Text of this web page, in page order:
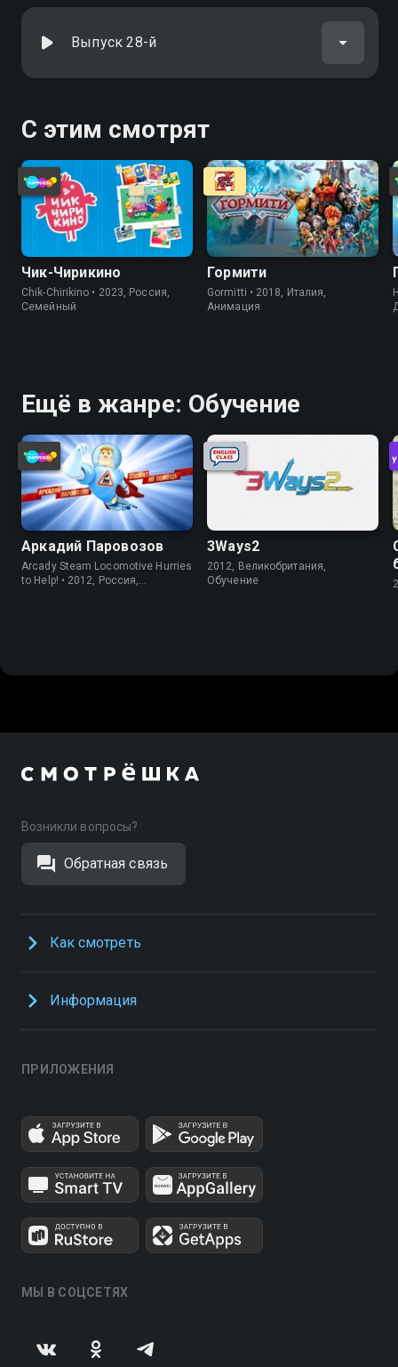
Выпуск 28-й
С этим смотрят
Чик-Чирикино
Chik-Chirikino • 2023, Россия,
Cемейный
Гормити
Gormitti • 2018, Италия,
Анимация
Ещё в жанре: Обучение
Аркадий Паровозов
Arcady Steam Locomotive Hurries
to Help! • 2012, Россия,
3Ways2
2012, Великобритания,
Обучение
Возникли вопросы?
Обратная связь
Как смотреть
Информация
ПРИЛОЖЕНИЯ
МЫ В СОЦСЕТЯХ